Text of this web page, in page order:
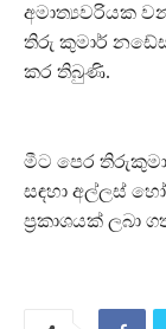
අමාත්‍යවරියක
තිරු කුමාර්
කර තිබුණි.
මීට පෙර
සඳහා අල්ලස්
ප්‍රකාශයක් ලබා